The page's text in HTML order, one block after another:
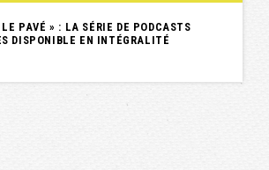
PAVÉ » : LA SÉRIE DE PODCASTS
DISPONIBLE EN INTÉGRALITÉ